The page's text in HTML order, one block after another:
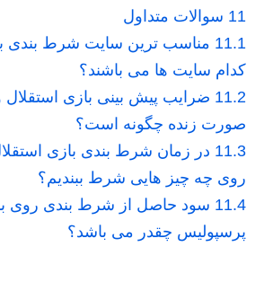
11 سوالات متداول
11.1 مناسب ترین سایت شرط بندی
کدام سایت ها می باشند؟
11.2 ضرایب پیش بینی بازی
صورت زنده چگونه است؟
11.3 در زمان شرط بندی بازی
روی چه چیز هایی شرط ببندیم؟
11.4 سود حاصل از شرط بندی روی
پرسپولیس چقدر می باشد؟